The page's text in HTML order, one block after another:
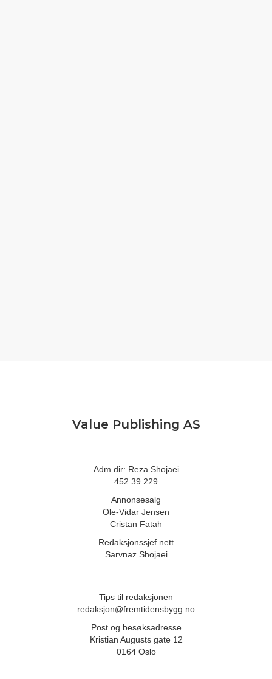
Value Publishing AS
Adm.dir: Reza Shojaei
452 39 229
Annonsesalg
Ole-Vidar Jensen
Cristan Fatah
Redaksjonssjef nett
Sarvnaz Shojaei
Tips til redaksjonen
redaksjon@fremtidensbygg.no
Post og besøksadresse
Kristian Augusts gate 12
0164 Oslo